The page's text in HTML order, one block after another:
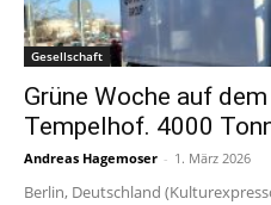
Gesellschaft
Grüne Woche auf
Tempelhof. 4000
Andreas Hagemoser - 1. März 2026
Berlin, Deutschland